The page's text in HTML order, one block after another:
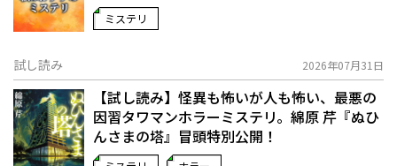
ミステリ
試し読み 2026年07月31日
【試し読み】怪異も怖いが人も怖い、最悪の
因習タワマンホラーミステリ。綿原 芹『ぬひ
んさまの塔』冒頭特別公開！